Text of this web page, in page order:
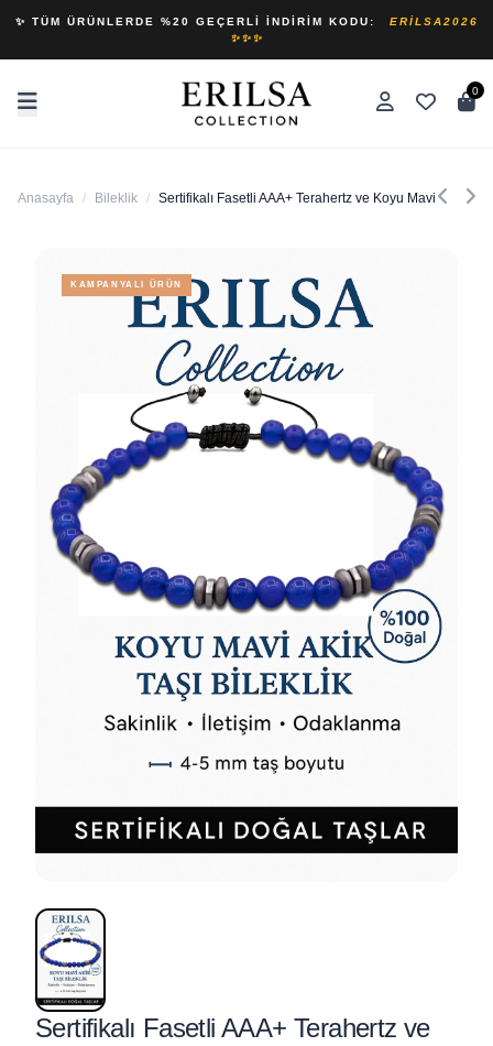
✨ TÜM ÜRÜNLERDE %20 GEÇERLI İNDIRIM KODU:
ERILSA2026
✨✨✨
0
Anasayfa / Bileklik / Sertifikalı Fasetli AAA+ Terahertz ve Koyu Mavi Akik
KAMPANYALI ÜRÜN
Sertifikalı Fasetli AAA+ Terahertz ve